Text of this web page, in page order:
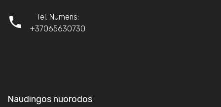
Tel. Numeris:
+37065630730
Naudingos nuorodos